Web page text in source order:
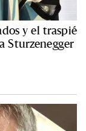
y el traspié
Sturzenegger